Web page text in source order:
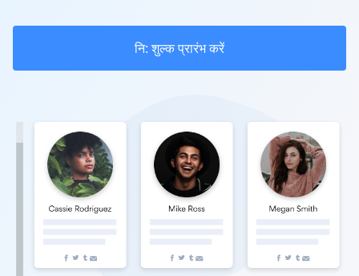
नि: शुल्क प्रारंभ करें